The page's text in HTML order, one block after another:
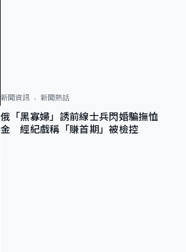
新聞資訊 新聞熱話
俄「黑寡婦」誘前線士兵閃婚騙撫恤
金 經紀戲稱「賺首期」被檢控